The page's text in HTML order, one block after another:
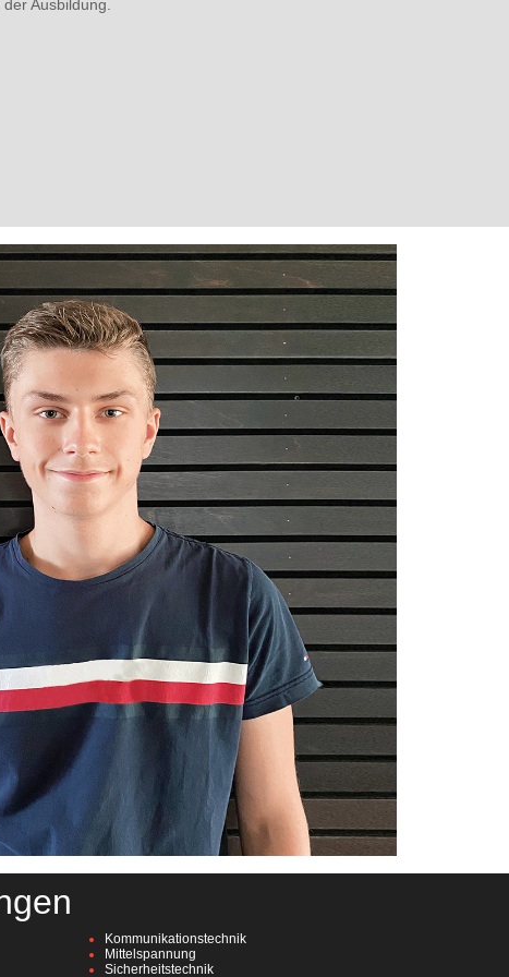
Ausbildung.
Kommunikationstechnik
Mittelspannung
Sicherheitstechnik